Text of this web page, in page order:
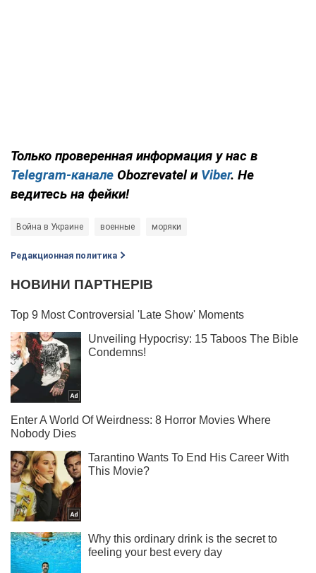
Только проверенная информация у нас в
Telegram-канале Obozrevatel и Viber. Не
ведитесь на фейки!
Война в Украине военные моряки
Редакционная политика